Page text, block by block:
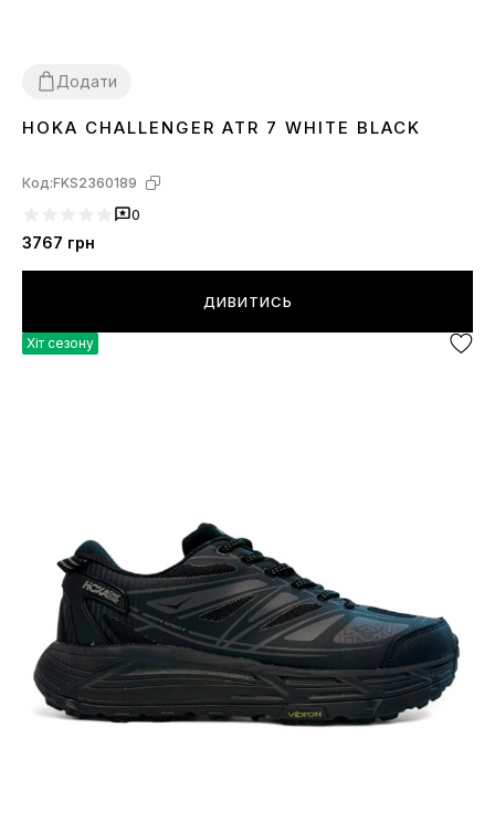
Додати
41 434446
HOKA CHALLENGER ATR 7 WHITE BLACK
Код:FKS2360189
0
3767 грн
ДИВИТИСЬ
Хіт сезону